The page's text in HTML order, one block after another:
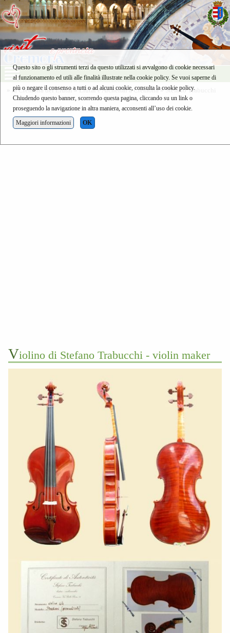
» la Cremona dei Liutai »Liutai e Archettai a Cremona »Stefano Trabucchi
violino di Stefano Trabucchi - violin maker
Questo sito o gli strumenti terzi da questo utilizzati si avvalgono di cookie necessari
al funzionamento ed utili alle finalità illustrate nella cookie policy. Se vuoi saperne di
più o negare il consenso a tutti o ad alcuni cookie, consulta la cookie policy.
Chiudendo questo banner, scorrendo questa pagina, cliccando su un link o
proseguendo la navigazione in altra maniera, acconsenti all’uso dei cookie.
Maggiori informazioni
OK